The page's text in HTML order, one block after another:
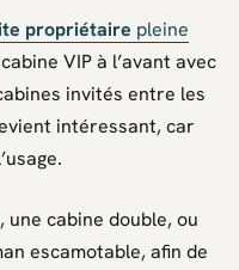
propriétaire pleine
VIPà l’avant avec
invités entre les
intéressant, car
cabine double, ou
escamotable, afin de